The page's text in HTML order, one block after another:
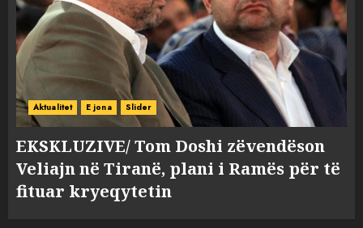
Aktualitet E jona Slider
EKSKLUZIVE/ Tom Doshi zëvendëson
Veliajn në Tiranë, plani i Ramës për të
fituar kryeqytetin